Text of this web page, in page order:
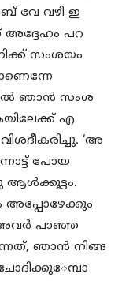
വേ വഴി ഇ
പറ
സംശയം
ഞാന്‍ സംശ
എ
‘അ
പോയ
അപ്പോഴേക്കും
പാഞ്ഞ
ഞാന്‍ നിങ്ങ